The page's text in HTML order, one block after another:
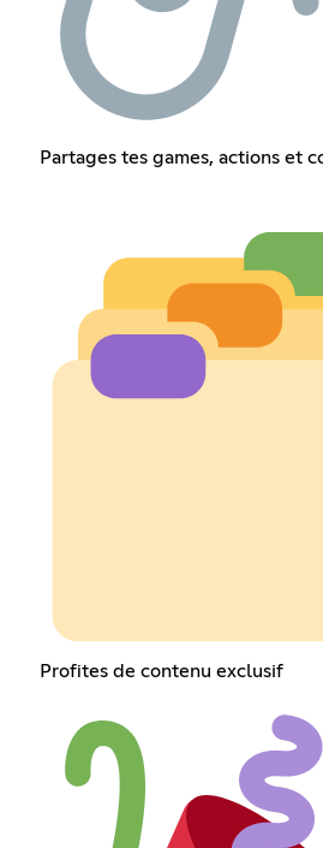
Partages tes games, actions et
Profites de contenu exclusif